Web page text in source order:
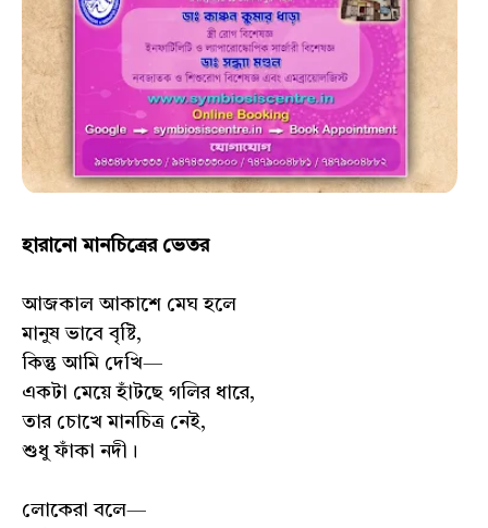
হারানো মানচিত্রের ভেতর
আজকাল আকাশে মেঘ হলে
মানুষ ভাবে বৃষ্টি,
কিন্তু আমি দেখি—
একটা মেয়ে হাঁটছে গলির ধারে,
তার চোখে মানচিত্র নেই,
শুধু ফাঁকা নদী।
লোকেরা বলে—